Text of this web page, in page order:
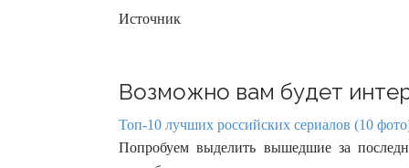
Источник
Возможно вам будет
Топ-10 лучших российских сериалов (10
Попробуем выделить вышедшие за